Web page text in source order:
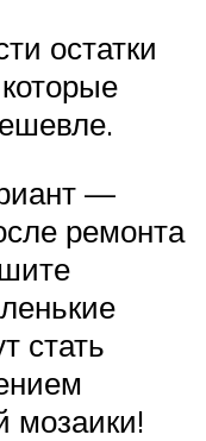
остатки
—
ремонта
стать
мозаики!